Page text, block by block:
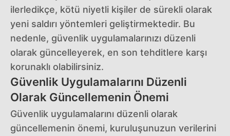
ilerledikçe, kötü niyetli kişiler de sürekli olarak
yeni saldırı yöntemleri geliştirmektedir. Bu
nedenle, güvenlik uygulamalarınızı düzenli
olarak güncelleyerek, en son tehditlere karşı
korunaklı olabilirsiniz.
Güvenlik Uygulamalarını Düzenli
Olarak Güncellemenin Önemi
Güvenlik uygulamalarını düzenli olarak
güncellemenin önemi, kuruluşunuzun verilerini